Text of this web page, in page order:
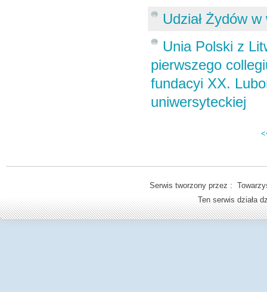
Udział Żydów
Unia Polski z
pierwszego
fundacyi XX.
uniwersyteckiej
Serwis tworzony przez :
Ten serwis działa